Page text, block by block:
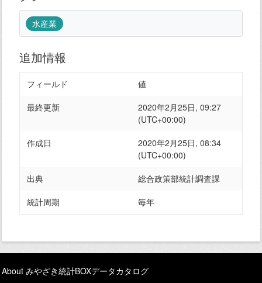
水産業
追加情報
フィールド
値
最終更新
2020年2月25日, 09:27
(UTC+00:00)
作成日
2020年2月25日, 08:34
(UTC+00:00)
出典
総合政策部統計調査課
統計周期
毎年
About みやざき統計BOXデータカタログ